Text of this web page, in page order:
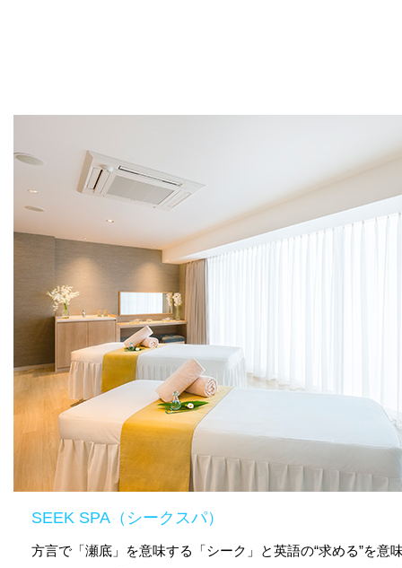
SEEK SPA（シークスパ）
方言で「瀬底」を意味する「シーク」と英語の“求める”を意